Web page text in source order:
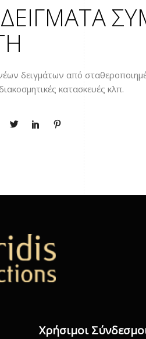
δειγμάτων από
κατασκευές κλπ.
Χρήσιμοι